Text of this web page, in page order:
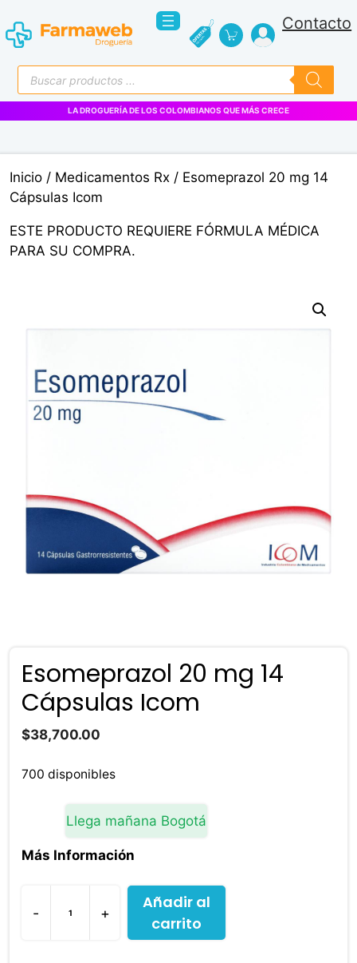
al
contenido
Contacto
Búsqueda
de
productos
VENTAS EMPRESARIALES
Inicio / Medicamentos Rx / Esomeprazol 20 mg 14
Cápsulas Icom
ESTE PRODUCTO REQUIERE FÓRMULA MÉDICA
PARA SU COMPRA.
Esomeprazol 20 mg 14
Cápsulas Icom
$38,700.00
700 disponibles
Llega mañana Bogotá
Más Información
-
Esomeprazol
20
+
Añadir al
carrito